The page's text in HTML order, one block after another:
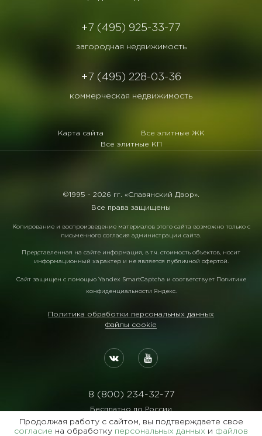
+7 (495) 925-33-77
загородная недвижимость
+7 (495) 228-03-36
коммерческая недвижимость
Карта сайта
Все элитные ЖК
Все элитные КП
©1995 - 2026 гг. «Славянский Двор».
Все права защищены
Копирование и воспроизведение материалов этого сайта возможно только с
письменного согласия администрации сайта.
Представленная на сайте информация, в т.ч. стоимость объектов, носит
информационный характер и не является публичной офертой.
Сайт защищен с помощью Yandex SmartCaptcha и соответствует Политике
конфиденциальности Яндекс.
Политика обработки персональных данных
Файлы cookie
8 (800) 234-32-77
Бесплатно по России
Реквизиты:
Продолжая работу с сайтом, вы подтверждаете свое
согласие на обработку персональных данных и файлов